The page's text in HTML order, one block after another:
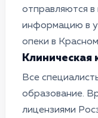
отправляются
информацию в
опеки в
Клиническая
Все
образование.
лицензиями